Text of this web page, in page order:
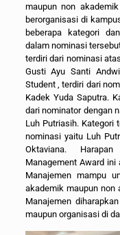
maupun non
berorganisasi di
beberapa kategori
dalam nominasi
terdiri dari nominasi
Gusti Ayu Santi
Student , terdiri dari
Kadek Yuda Saputra.
dari nominator dengan
Luh Putriasih. Kategori
nominasi yaitu Luh
Oktaviana.
Management Award
Manajemen mampu
akademik maupun non
Manajemen
maupun organisasi di